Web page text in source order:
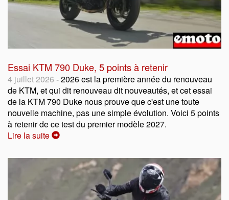
Essai KTM 790 Duke, 5 points à retenir
4 juillet 2026 - 2026 est la première année du renouveau
de KTM, et qui dit renouveau dit nouveautés, et cet essai
de la KTM 790 Duke nous prouve que c'est une toute
nouvelle machine, pas une simple évolution. Voici 5 points
à retenir de ce test du premier modèle 2027.
Lire la suite